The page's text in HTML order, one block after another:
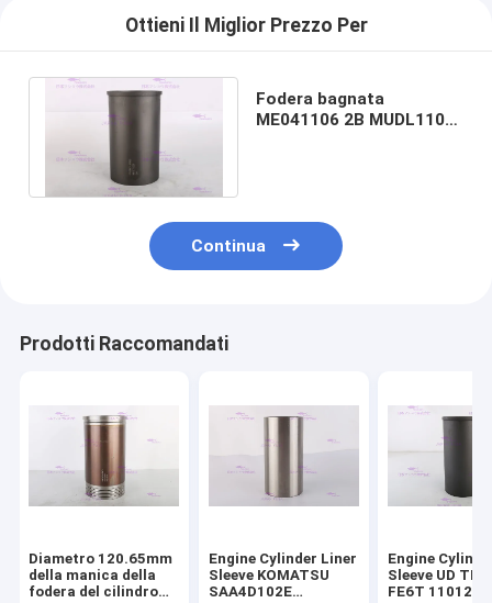
Ottieni Il Miglior Prezzo Per
Fodera bagnata
ME041106 2B MUDL1106
Continua
Prodotti Raccomandati
Diametro 120.65mm
della manica della
fodera del cilindro
Engine Cylinder Liner
Sleeve KOMATSU
SAA4D102E
Engine
Sleeve UD
FE6T 11012-